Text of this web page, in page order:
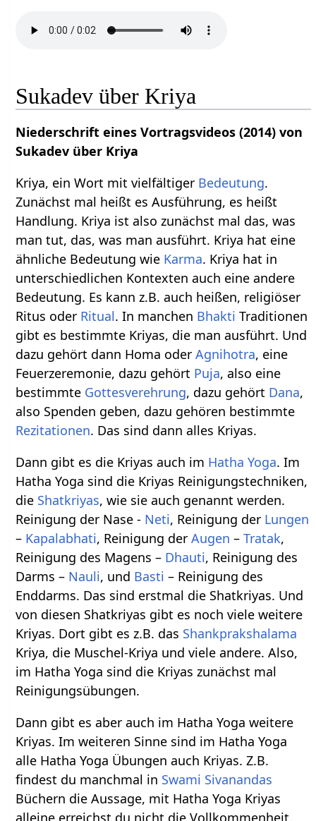
Sukadev über Kriya
Niederschrift eines Vortragsvideos (2014) von
Sukadev über Kriya
Kriya, ein Wort mit vielfältiger Bedeutung.
Zunächst mal heißt es Ausführung, es heißt
Handlung. Kriya ist also zunächst mal das, was
man tut, das, was man ausführt. Kriya hat eine
ähnliche Bedeutung wie Karma. Kriya hat in
unterschiedlichen Kontexten auch eine andere
Bedeutung. Es kann z.B. auch heißen, religiöser
Ritus oder Ritual. In manchen Bhakti Traditionen
gibt es bestimmte Kriyas, die man ausführt. Und
dazu gehört dann Homa oderAgnihotra, eine
Feuerzeremonie, dazu gehört Puja, also eine
bestimmte Gottesverehrung, dazu gehört Dana,
also Spenden geben, dazu gehören bestimmte
Rezitationen. Das sind dann alles Kriyas.
Dann gibt es die Kriyas auch im Hatha Yoga. Im
Hatha Yoga sind die Kriyas Reinigungstechniken,
die Shatkriyas, wie sie auch genannt werden.
Reinigung der Nase - Neti, Reinigung der Lungen
– Kapalabhati, Reinigung derAugen –Tratak,
Reinigung des Magens – Dhauti, Reinigung des
Darms – Nauli, und Basti – Reinigung des
Enddarms. Das sind erstmal die Shatkriyas. Und
von diesen Shatkriyas gibt es noch viele weitere
Kriyas. Dort gibt es z.B. das Shankprakshalama
Kriya, die Muschel-Kriya und viele andere. Also,
im Hatha Yoga sind die Kriyas zunächst mal
Reinigungsübungen.
Dann gibt es aber auch im Hatha Yoga weitere
Kriyas. Im weiteren Sinne sind im Hatha Yoga
alle Hatha Yoga Übungen auch Kriyas. Z.B.
findest du manchmal in Swami Sivanandas
Büchern die Aussage, mit Hatha Yoga Kriyas
alleine erreichst du nicht die Vollkommenheit.